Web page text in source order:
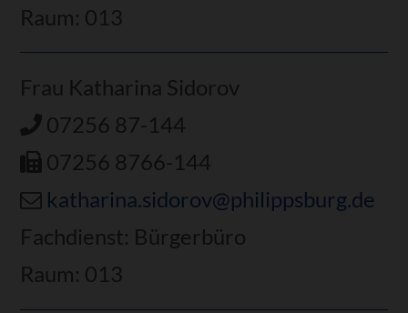
Raum: 013
Frau Katharina Sidorov
07256 87-144
07256 8766-144
katharina.sidorov@philippsburg.de
Fachdienst: Bürgerbüro
Raum: 013